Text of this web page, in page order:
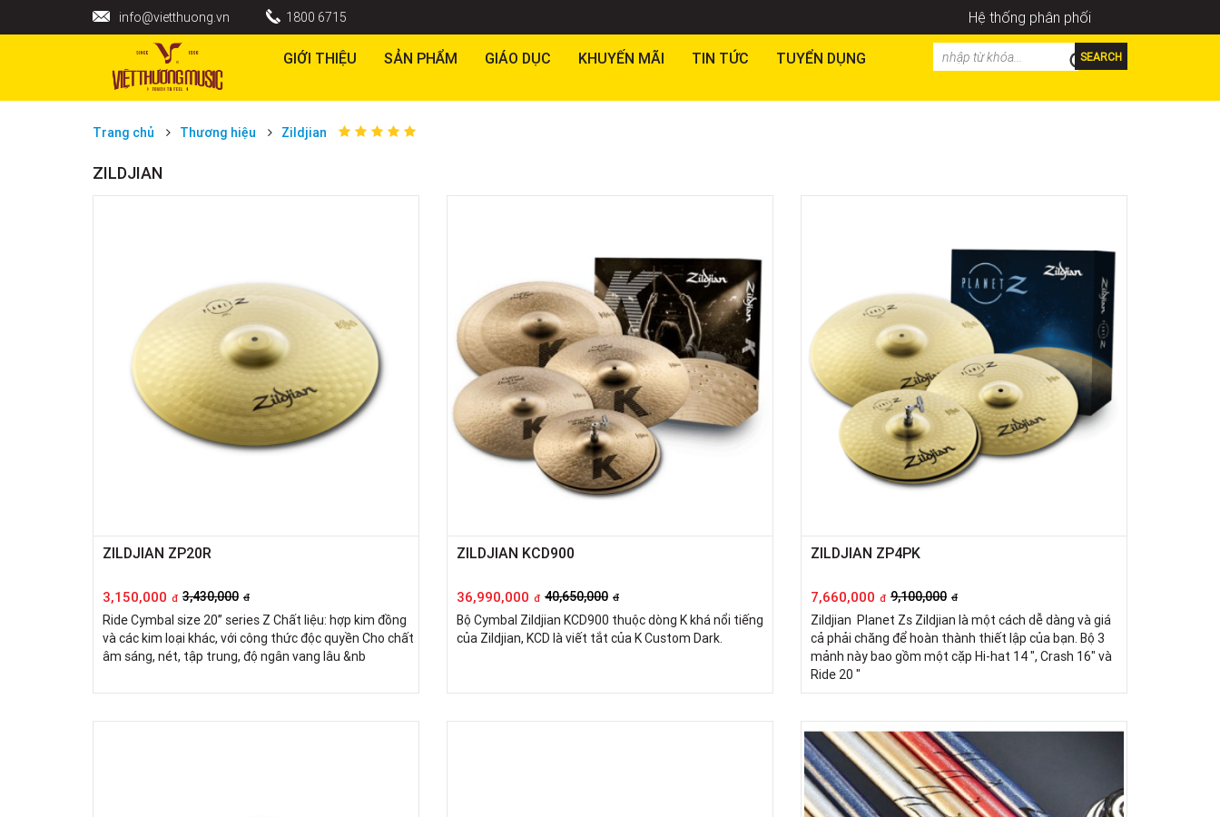
info@vietthuong.vn 1800 6715 Hệ thống phân phối
GIỚI THIỆU SẢN PHẨM GIÁO DỤC KHUYẾN MÃI TIN TỨC TUYỂN DỤNG SEARCH
Trang chủ Thương hiệu Zildjian
ZILDJIAN
ZILDJIAN ZP20R
3,150,000 đ 3,430,000 đ
Ride Cymbal size 20’’ series Z Chất liệu: hợp kim đồng
và các kim loại khác, với công thức độc quyền Cho chất
âm sáng, nét, tập trung, độ ngân vang lâu &nb
ZILDJIAN KCD900
36,990,000 đ 40,650,000 đ
Bộ Cymbal Zildjian KCD900 thuộc dòng K khá nổi tiếng
của Zildjian, KCD là viết tắt của K Custom Dark.
ZILDJIAN ZP4PK
7,660,000 đ 9,100,000 đ
Zildjian Planet Zs Zildjian là một cách dễ dàng và giá
cả phải chăng để hoàn thành thiết lập của bạn. Bộ 3
mảnh này bao gồm một cặp Hi-hat 14 ", Crash 16" và
Ride 20 "